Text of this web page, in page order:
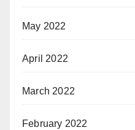
May 2022
April 2022
March 2022
February 2022